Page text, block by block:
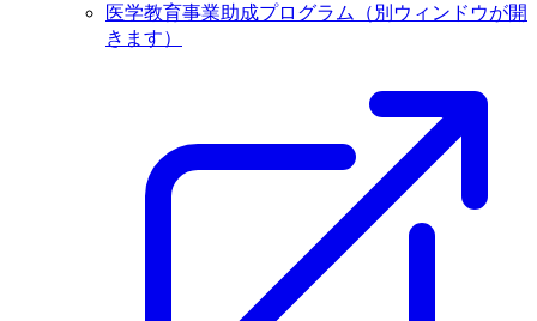
医学教育事業助成プログラム
（別ウィンドウが開
きます）